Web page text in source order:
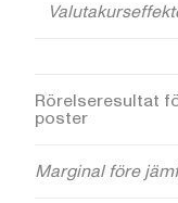
Rörelseresultat
poster
Marginal före